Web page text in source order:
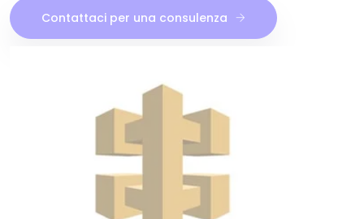
Contattaci per una consulenza